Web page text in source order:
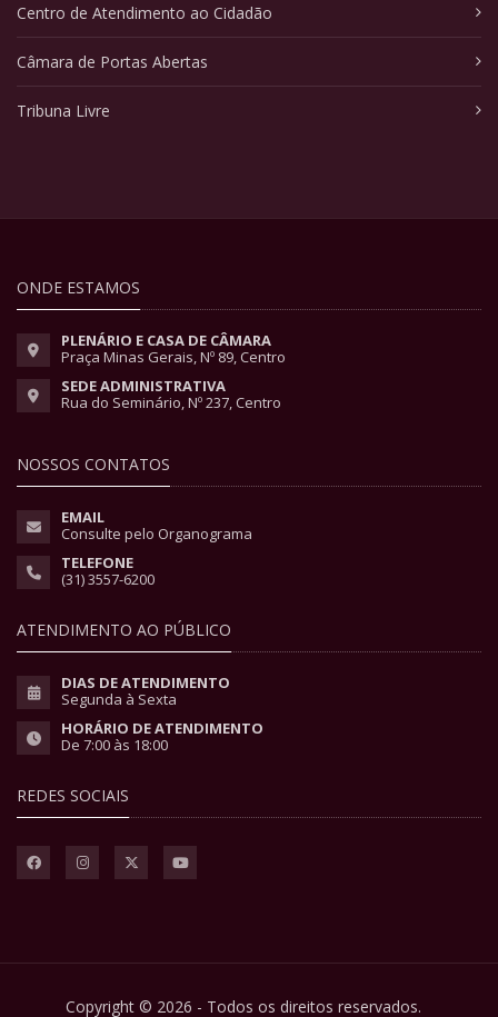
Centro de Atendimento ao Cidadão
Câmara de Portas Abertas
Tribuna Livre
ONDE ESTAMOS
PLENÁRIO E CASA DE CÂMARA
Praça Minas Gerais, Nº 89, Centro
SEDE ADMINISTRATIVA
Rua do Seminário, Nº 237, Centro
NOSSOS CONTATOS
EMAIL
Consulte pelo Organograma
TELEFONE
(31) 3557-6200
ATENDIMENTO AO PÚBLICO
DIAS DE ATENDIMENTO
Segunda à Sexta
HORÁRIO DE ATENDIMENTO
De 7:00 às 18:00
REDES SOCIAIS
Copyright © 2026 - Todos os direitos reservados.